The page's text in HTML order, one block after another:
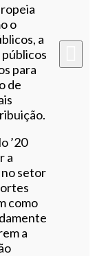
o
a
para
de
’20
a
no setor
como
a